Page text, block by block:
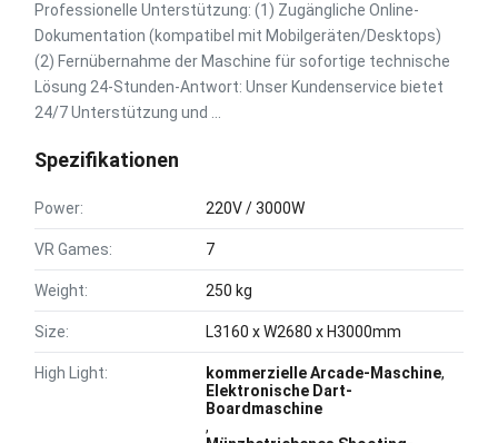
Professionelle Unterstützung: (1) Zugängliche Online-
Dokumentation (kompatibel mit Mobilgeräten/Desktops)
(2) Fernübernahme der Maschine für sofortige technische
Lösung 24-Stunden-Antwort: Unser Kundenservice bietet
24/7 Unterstützung und ...
Spezifikationen
Power: 220V / 3000W
VR Games: 7
Weight: 250 kg
Size: L3160 x W2680 x H3000mm
High Light: kommerzielle Arcade-Maschine,
Elektronische Dart-
Boardmaschine
,